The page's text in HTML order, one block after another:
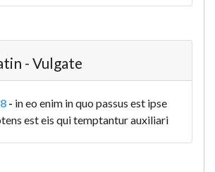
- Vulgate
- in eo enim in quo passus est ipse
est eis qui temptantur auxiliari